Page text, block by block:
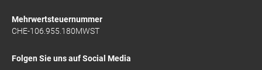
Mehrwertsteuernummer
CHE-106.955.180MWST
Folgen Sie uns auf Social Media